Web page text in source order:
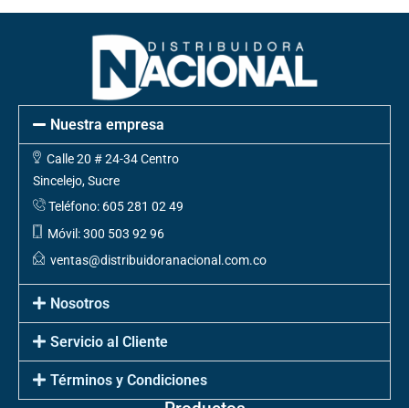
Nuestra empresa
Calle 20 # 24-34 Centro
Sincelejo, Sucre
Teléfono: 605 281 02 49
Móvil: 300 503 92 96
ventas@distribuidoranacional.com.co
Nosotros
Servicio al Cliente
Términos y Condiciones